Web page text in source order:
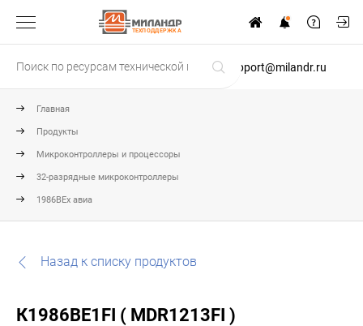
ТЕХПОДДЕРЖКА
support@milandr.ru
Главная
Продукты
Микроконтроллеры и процессоры
32-разрядные микроконтроллеры
1986ВЕх авиа
Назад к списку продуктов
К1986ВЕ1FI ( MDR1213FI )